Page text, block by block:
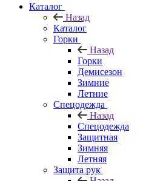
Каталог
Назад
Каталог
Горки
Назад
Горки
Демисезон
Зимние
Летние
Спецодежда
Назад
Спецодежда
Защитная
Зимняя
Летняя
Защита рук